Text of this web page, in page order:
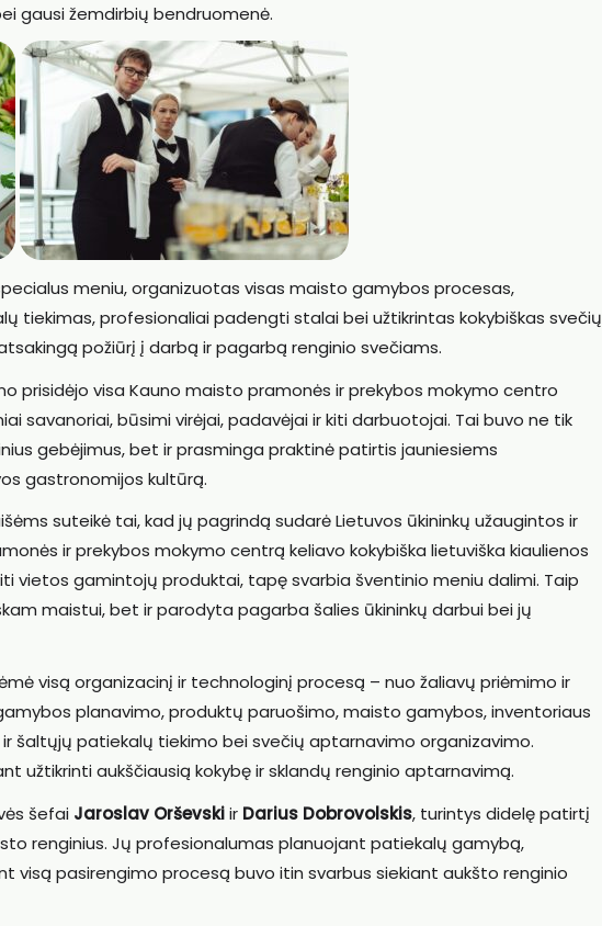
gausi žemdirbių bendruomenė.
meniu, organizuotas visas maisto gamybos procesas,
tiekimas, profesionaliai padengti stalai bei užtikrintas kokybiškas svečių
požiūrį į darbą ir pagarbą renginio svečiams.
prisidėjo visa Kauno maisto pramonės ir prekybos mokymo centro
savanoriai, būsimi virėjai, padavėjai ir kiti darbuotojai. Tai buvo ne tik
gebėjimus, bet ir prasminga praktinė patirtis jauniesiems
gastronomijos kultūrą.
suteikė tai, kad jų pagrindą sudarė Lietuvos ūkininkų užaugintos ir
ir prekybos mokymo centrą keliavo kokybiška lietuviška kiaulienos
vietos gamintojų produktai, tapę svarbia šventinio meniu dalimi. Taip
maistui, bet ir parodyta pagarba šalies ūkininkų darbui bei jų
visą organizacinį ir technologinį procesą – nuo žaliavų priėmimo ir
planavimo, produktų paruošimo, maisto gamybos, inventoriaus
šaltųjų patiekalų tiekimo bei svečių aptarnavimo organizavimo.
užtikrinti aukščiausią kokybę ir sklandų renginio aptarnavimą.
šefai Jaroslav Orševskiir Darius Dobrovolskis, turintys didelę patirtį
renginius. Jų profesionalumas planuojant patiekalų gamybą,
visą pasirengimo procesą buvo itin svarbus siekiant aukšto renginio